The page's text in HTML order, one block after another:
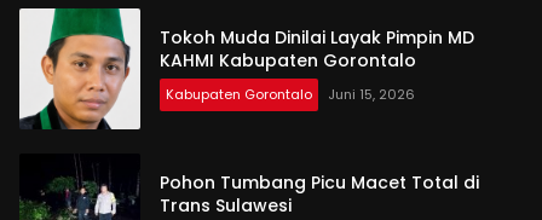
Tokoh Muda Dinilai Layak Pimpin MD
KAHMI Kabupaten Gorontalo
Kabupaten Gorontalo Juni 15, 2026
Pohon Tumbang Picu Macet Total di
Trans Sulawesi